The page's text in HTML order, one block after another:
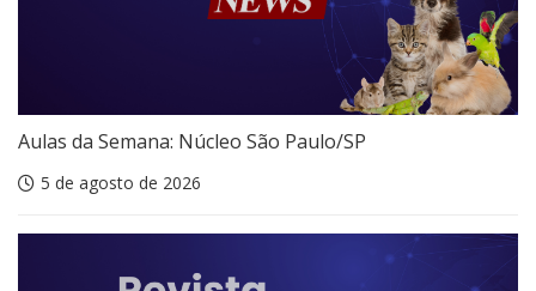
Aulas da Semana: Núcleo São Paulo/SP
5 de agosto de 2026